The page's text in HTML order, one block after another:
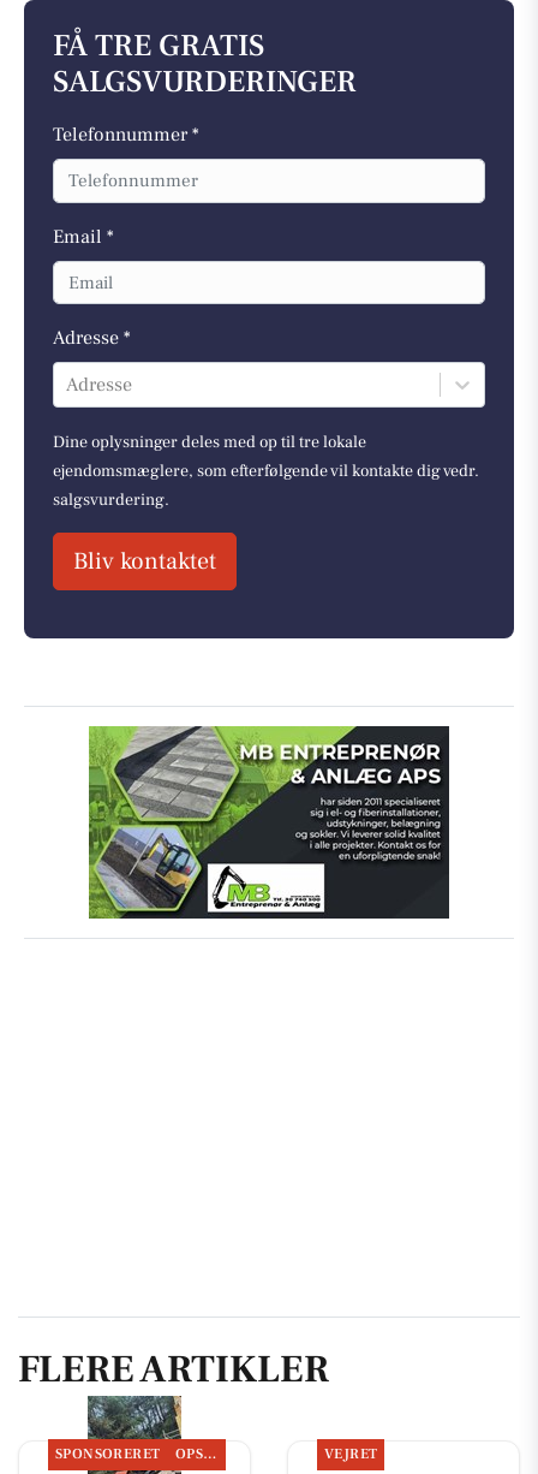
FÅ TRE GRATIS
SALGSVURDERINGER
Telefonnummer *
Email *
Adresse *
Adresse
Dine oplysninger deles med op til tre lokale
ejendomsmæglere, som efterfølgende vil kontakte dig vedr.
salgsvurdering.
Bliv kontaktet
FLERE ARTIKLER
SPONSORERET OPSLAGSTAVLEN VEJRET